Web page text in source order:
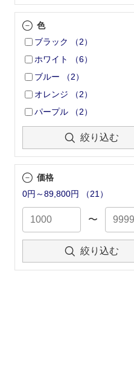
色
ブラック
（2）
ホワイト
（6）
ブルー
（2）
オレンジ
（2）
パープル
（2）
絞り込む
価格
0円～89,800円
（21 ）
〜
絞り込む